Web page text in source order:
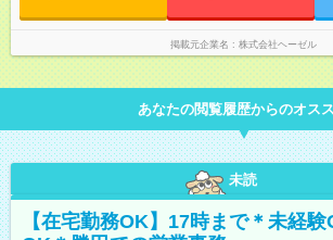
掲載元企業名 株式会社ヘーゼル
あなたの閲覧履歴からのオス
未読
【在宅勤務OK】17時まで＊未経